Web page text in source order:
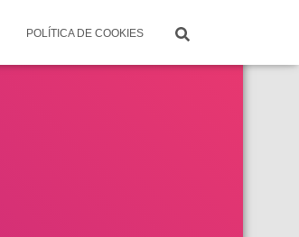
POLÍTICA DE COOKIES